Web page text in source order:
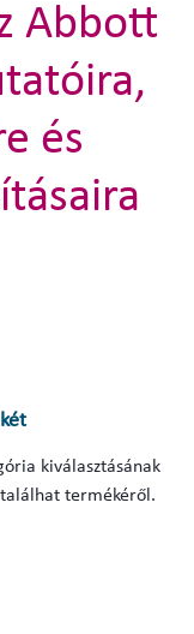
Abbott
és
kiválasztásának
termékéről.